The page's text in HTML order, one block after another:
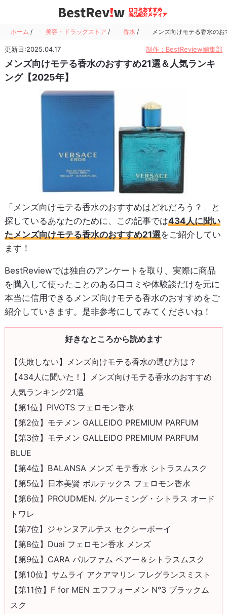
ホーム / 美容・ドラッグストア / 香水 / メンズ向けモテる香水の
更新日:2025.04.17 制作：BestReview編集部
メンズ向けモテる香水のおすすめ21選＆人気ランキ
ング【2025年】
「メンズ向けモテる香水のおすすめはどれだろう？」と
探しているあなたのために、この記事では434人に聞い
たメンズ向けモテる香水のおすすめ21選をご紹介してい
ます！
BestReviewでは独自のアンケートを取り、実際に商品
を購入して使ったことのある口コミや体験談だけを元に
本当に信用できるメンズ向けモテる香水のおすすめをご
紹介していきます。是非参考にしてみてくださいね！
好きなところから読めます
【失敗しない】メンズ向けモテる香水の選び方は？
【434人に聞いた！】メンズ向けモテる香水のおすすめ
人気ランキング21選
【第1位】PIVOTS フェロモン香水
【第2位】モテメン GALLEIDO PREMIUM PARFUM
【第3位】モテメン GALLEIDO PREMIUM PARFUM
BLUE
【第4位】BALANSA メンズ モテ香水 シトラスムスク
【第5位】日本美賢 ボルテックス フェロモン香水
【第6位】PROUDMEN. グルーミング・シトラス オード
トワレ
【第7位】ジャンヌアルテス セクシーボーイ
【第8位】Duai フェロモン香水 メンズ
【第9位】CARA パルファム ペアー＆シトラスムスク
【第10位】サムライ アクアマリン フレグランスミスト
【第11位】F for MEN エフフォーメン N°3 ブラックム
スク